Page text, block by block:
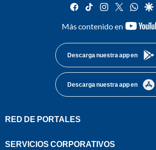
facebook
tiktok instagram
twitter
Más contenido en
Descarga nuestra app en
Descarga nuestra app en
RED DE PORTALES
SERVICIOS CORPORATIVOS